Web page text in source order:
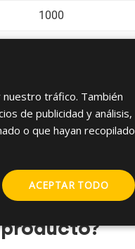
1000
1000
nuestro tráfico. También
de publicidad y análisis,
o que hayan recopilado
ACEPTAR TODO